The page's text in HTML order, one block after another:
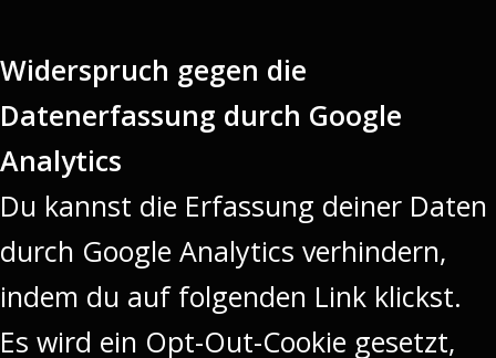
Widerspruch gegen die
Datenerfassung durch Google
Analytics
Du kannst die Erfassung deiner Daten
durch Google Analytics verhindern,
indem du auf folgenden Link klickst.
Es wird ein Opt-Out-Cookie gesetzt,